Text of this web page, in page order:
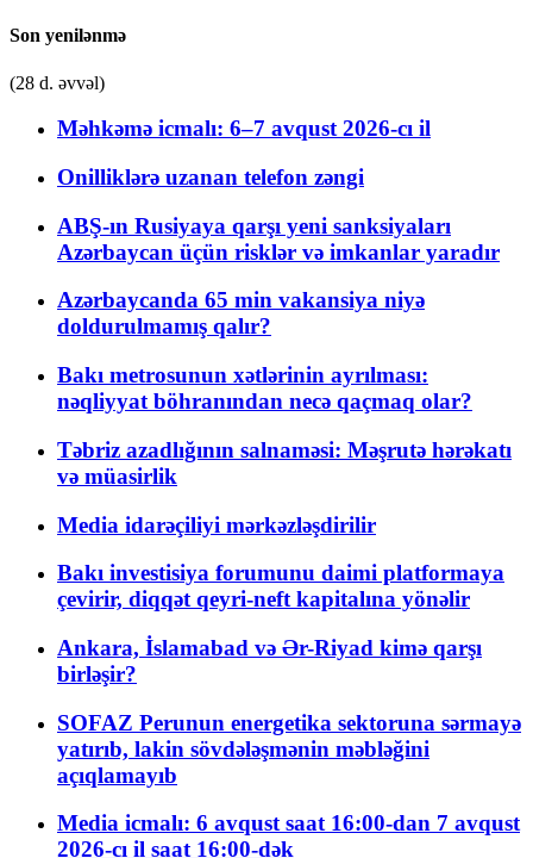
Son yenilənmə
(28 d. əvvəl)
Məhkəmə icmalı: 6–7 avqust 2026-cı il
Onilliklərə uzanan telefon zəngi
ABŞ-ın Rusiyaya qarşı yeni sanksiyaları
Azərbaycan üçün risklər və imkanlar yaradır
Azərbaycanda 65 min vakansiya niyə
doldurulmamış qalır?
Bakı metrosunun xətlərinin ayrılması:
nəqliyyat böhranından necə qaçmaq olar?
Təbriz azadlığının salnaməsi: Məşrutə hərəkatı
və müasirlik
Media idarəçiliyi mərkəzləşdirilir
Bakı investisiya forumunu daimi platformaya
çevirir, diqqət qeyri-neft kapitalına yönəlir
Ankara, İslamabad və Ər-Riyad kimə qarşı
birləşir?
SOFAZ Perunun energetika sektoruna sərmayə
yatırıb, lakin sövdələşmənin məbləğini
açıqlamayıb
Media icmalı: 6 avqust saat 16:00-dan 7 avqust
2026-cı il saat 16:00-dək